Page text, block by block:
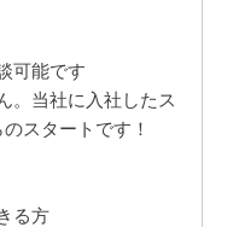
可能です
。当社に入社したス
スタートです！
る方